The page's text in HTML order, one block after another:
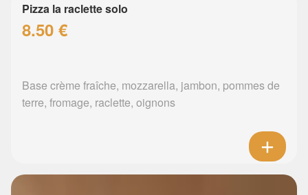
Pizza la raclette solo
8.50 €
Base crème fraîche, mozzarella, jambon, pommes de
terre, fromage, raclette, oignons